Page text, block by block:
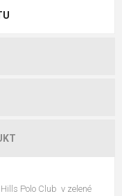
Polo Club v zelené